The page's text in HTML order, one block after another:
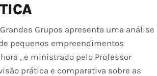
Grupos apresenta uma análise
pequenos empreendimentos
, e ministrado pelo Professor
prática e comparativa sobre as